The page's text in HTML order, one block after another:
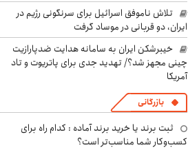
تلاش ناموفق اسرائیل برای سرنگونی رژیم در
ایران، دو قربانی در موساد گرفت
خیبرشکن ایران به سامانه هدایت ضدپارازیت
چینی مجهز شد؟/ تهدید جدی برای پاتریوت و تاد
آمریکا
بازرگانی
ثبت برند یا خرید برند آماده : کدام راه برای
کسب‌وکار شما مناسب‌تر است؟